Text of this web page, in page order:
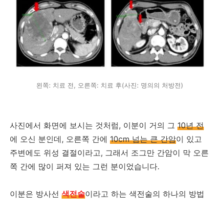
왼쪽: 치료 전, 오른쪽: 치료 후(사진: 명의의 처방전)
사진에서 화면에 보시는 것처럼, 이분이 거의 그 10년 전
에 오신 분인데, 오른쪽 간에 10cm 넘는 큰 간암이 있고
주변에도 위성 결절이라고, 그래서 조그만 간암이 막 오른
쪽 간에 많이 퍼져 있는 그런 분이었습니다.
이분은 방사선 색전술이라고 하는 색전술의 하나의 방법